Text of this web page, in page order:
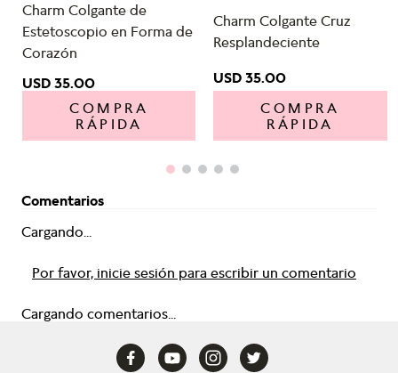
Charm Colgante de
Estetoscopio en Forma de
Corazón
USD 35.00
COMPRA
RÁPIDA
Charm Colgante Cruz
Resplandeciente
USD 35.00
COMPRA
RÁPIDA
Comentarios
Cargando...
Por favor, inicie sesión para escribir un comentario
Cargando comentarios...